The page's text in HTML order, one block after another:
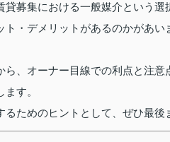
募集における一般媒介という選
・デメリットがあるのかがあ
、オーナー目線での利点と注
す。
ためのヒントとして、ぜひ最後